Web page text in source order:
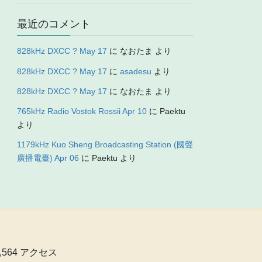
最近のコメント
828kHz DXCC ? May 17 に なおたま より
828kHz DXCC ? May 17 にasadesu より
828kHz DXCC ? May 17 に なおたま より
765kHz Radio Vostok Rossii Apr 10 に Paektu
より
1179kHz Kuo Sheng Broadcasting Station (國聲
廣播電臺) Apr 06 に Paektu より
アクセス